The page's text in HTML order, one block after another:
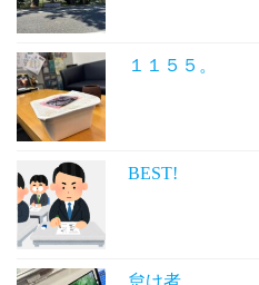
１１５５。
BEST!